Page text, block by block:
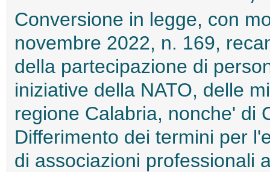
Conversione in legge, con
novembre 2022, n. 169,
della partecipazione di
iniziative della NATO, delle
regione Calabria, nonche' di
Differimento dei termini per
di associazioni professionali